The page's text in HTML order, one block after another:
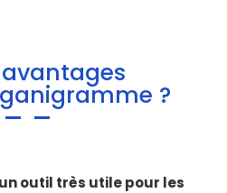
?
outil très utile pour les